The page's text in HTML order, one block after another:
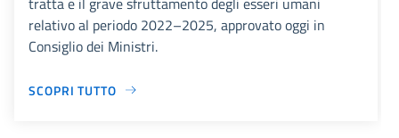
relativo al periodo 2022–2025, approvato oggi in
Consiglio dei Ministri.
SCOPRI TUTTO